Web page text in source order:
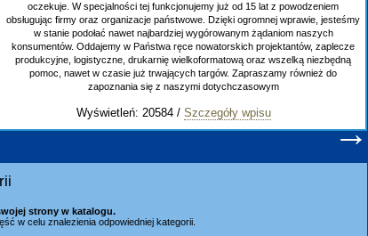
oczekuje. W specjalności tej funkcjonujemy już od 15 lat z powodzeniem
obsługując firmy oraz organizacje państwowe. Dzięki ogromnej wprawie, jesteśmy
w stanie podołać nawet najbardziej wygórowanym żądaniom naszych
konsumentów. Oddajemy w Państwa ręce nowatorskich projektantów, zaplecze
produkcyjne, logistyczne, drukarnię wielkoformatową oraz wszelką niezbędną
pomoc, nawet w czasie już trwających targów. Zapraszamy również do
zapoznania się z naszymi dotychczasowym
Wyświetleń: 20584 / Szczegóły wpisu
→
strony w katalogu.
w celu znalezienia odpowiedniej kategorii.